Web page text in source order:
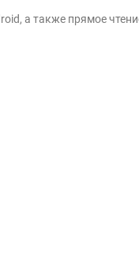
а также прямое